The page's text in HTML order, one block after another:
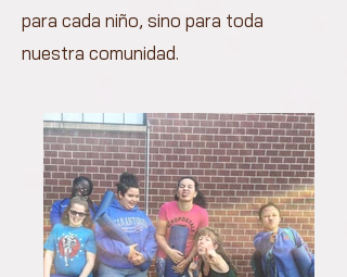
para cada niño, sino para toda
nuestra comunidad.